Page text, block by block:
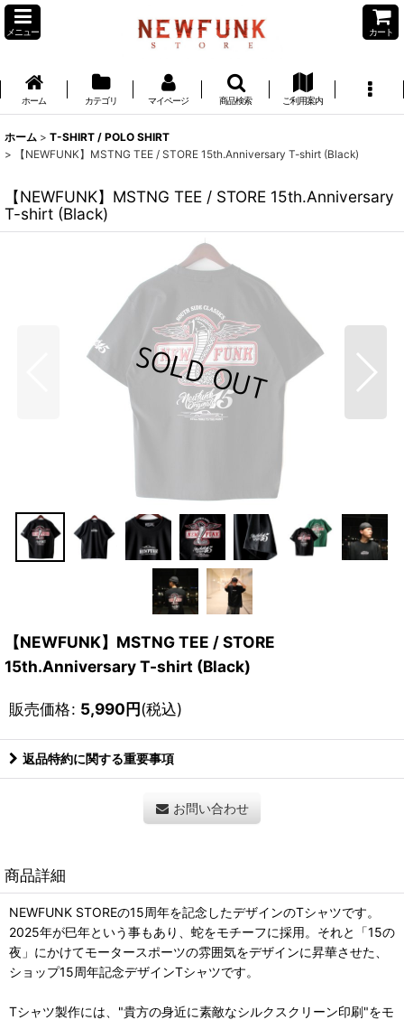
メニュー カート
ホーム カテゴリ マイページ 商品検索 ご利用案内
ホーム > T-SHIRT / POLO SHIRT
>
【NEWFUNK】MSTNG TEE / STORE 15th.Anniversary T-shirt (Black)
【NEWFUNK】MSTNG TEE / STORE 15th.Anniversary
T-shirt (Black)
【NEWFUNK】MSTNG TEE / STORE
15th.Anniversary T-shirt (Black)
販売価格: 5,990円(税込)
返品特約に関する重要事項
お問い合わせ
商品詳細
NEWFUNK STOREの15周年を記念したデザインのTシャツです。
2025年が巳年という事もあり、蛇をモチーフに採用。それと「15の
夜」にかけてモータースポーツの雰囲気をデザインに昇華させた、
ショップ15周年記念デザインTシャツです。
Tシャツ製作には、"貴方の身近に素敵なシルクスクリーン印刷"をモ